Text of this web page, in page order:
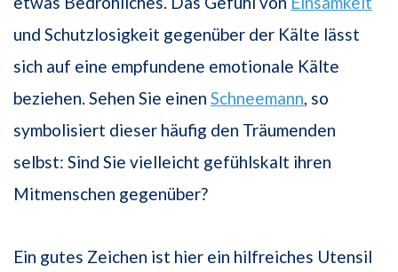
und Schutzlosigkeit gegenüber der Kälte lässt
sich auf eine empfundene emotionale Kälte
beziehen. Sehen Sie einen Schneemann , so
symbolisiert dieser häufig den Träumenden
selbst: Sind Sie vielleicht gefühlskalt ihren
Mitmenschen gegenüber?
Ein gutes Zeichen ist hier ein hilfreiches Utensil